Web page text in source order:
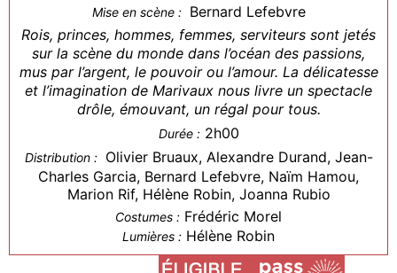
Mise en scène : Bernard Lefebvre
Rois, princes, hommes, femmes, serviteurs sont jetés
sur la scène du monde dans l’océan des passions,
mus par l’argent, le pouvoir ou l’amour. La délicatesse
et l’imagination de Marivaux nous livre un spectacle
drôle, émouvant, un régal pour tous.
Durée : 2h00
Distribution : Olivier Bruaux, Alexandre Durand, Jean-
Charles Garcia, Bernard Lefebvre, Naïm Hamou,
Marion Rif, Hélène Robin, Joanna Rubio
Costumes : Frédéric Morel
Lumières : Hélène Robin